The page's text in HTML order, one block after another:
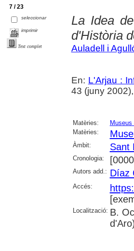
7 / 23
seleccionar
imprimir
Text complet
La Idea
d'Història
Auladell i
En: L'Arjau :
43 (juny
Matèries: Museus
Matèries:
Àmbit: Sant
Cronologia:
Autors add.: Díaz
Accés:
Localització: B.